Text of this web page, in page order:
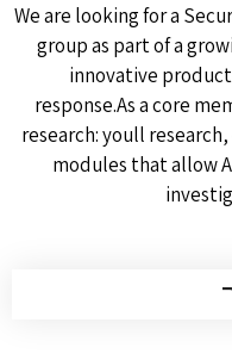
We are looking for a
group as part of a
innovative
response.As a core
research: youll
modules that allow